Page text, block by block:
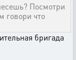
Посмотри
говори что
бригада